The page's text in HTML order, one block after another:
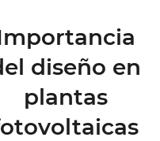
diseño en
plantas